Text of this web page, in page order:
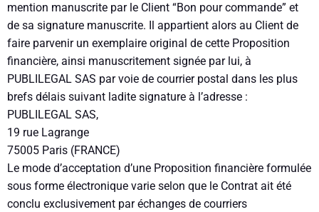
mention manuscrite par le Client “Bon pour commande” et
de sa signature manuscrite. Il appartient alors au Client de
faire parvenir un exemplaire original de cette Proposition
financière, ainsi manuscritement signée par lui, à
PUBLILEGAL SAS par voie de courrier postal dans les plus
brefs délais suivant ladite signature à l’adresse :
PUBLILEGAL SAS,
19 rue Lagrange
75005 Paris (FRANCE)
Le mode d’acceptation d’une Proposition financière formulée
sous forme électronique varie selon que le Contrat ait été
conclu exclusivement par échanges de courriers